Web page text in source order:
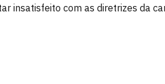
insatisfeito com as diretrizes da